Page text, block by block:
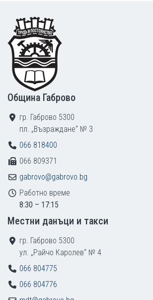
Footer
Община Габрово
гр. Габрово 5300
пл. „Възраждане“ № 3
066 818400
066 809371
gabrovo@gabrovo.bg
Работно време
8:30 – 17:15
Местни данъци и такси
гр. Габрово 5300
ул. „Райчо Каролев“ № 4
066 804775
066 804776